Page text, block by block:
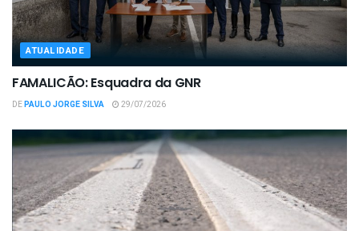
ATUALIDADE
FAMALICÃO: Esquadra da GNR
DEPAULO JORGE SILVA 29/07/2026